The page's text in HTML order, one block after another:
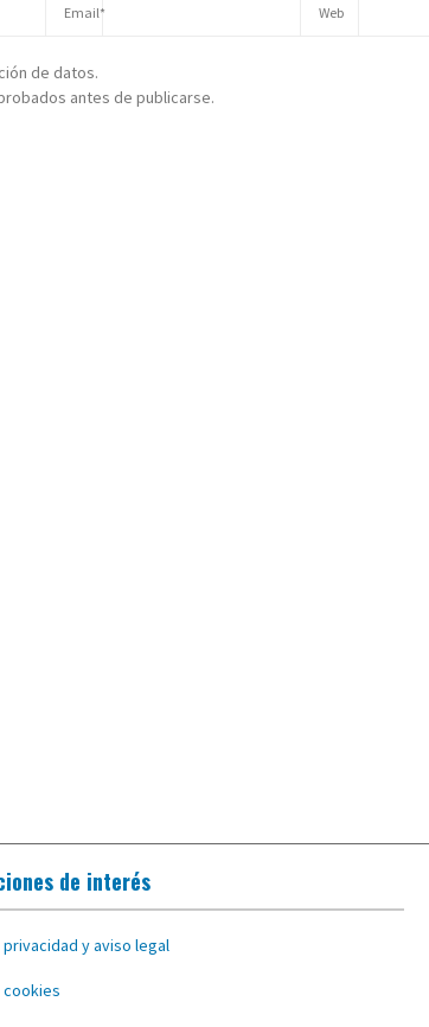
de datos.
antes de publicarse.
de interés
y aviso legal